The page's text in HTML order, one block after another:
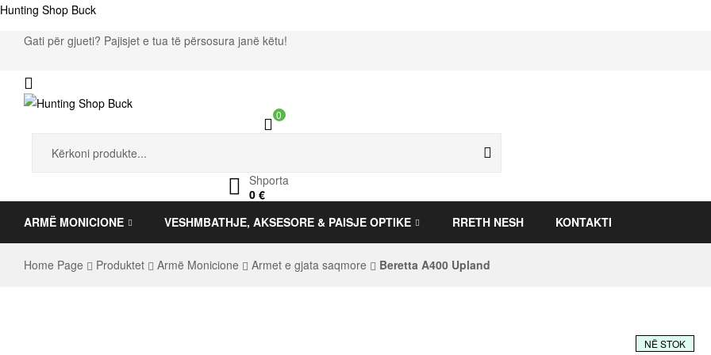
Hunting Shop Buck
Gati për gjueti? Pajisjet e tua të përsosura janë këtu!
Menu
Buck
0
Shporta
0 €
ARMË MONICIONE
VESHMBATHJE, AKSESORE & PAISJE OPTIKE RRETH NESH KONTAKTI
Home Page Produktet Armë Monicione Armet e gjata saqmore Beretta A400 Upland
NË STOK